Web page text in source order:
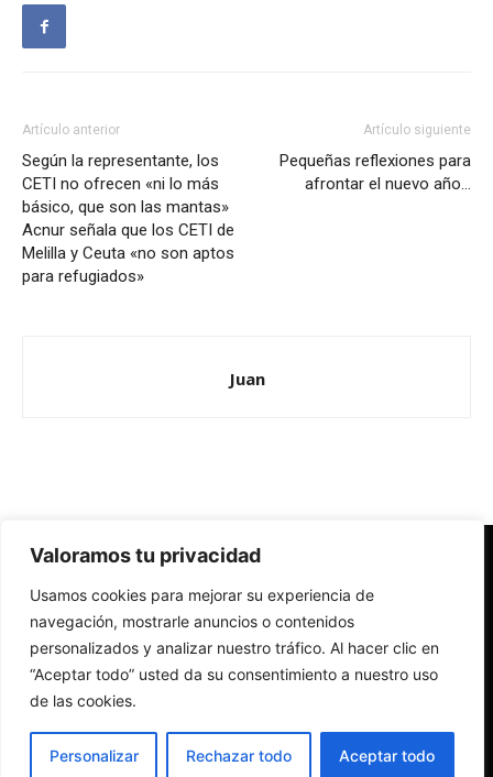
Valoramos tu privacidad
Usamos cookies para mejorar su experiencia de
navegación, mostrarle anuncios o contenidos
personalizados y analizar nuestro tráfico. Al hacer clic en
“Aceptar todo” usted da su consentimiento a nuestro uso
de las cookies.
Personalizar Rechazar todo Aceptar todo
Artículo anterior
Según la representante, los
CETI no ofrecen «ni lo más
básico, que son las mantas»
Acnur señala que los CETI de
Melilla y Ceuta «no son aptos
para refugiados»
Artículo siguiente
Pequeñas reflexiones para
afrontar el nuevo año…
Juan
Redes Cristianas
Una mirada alternativa sobre la Iglesia católica y la sociedad
- Colectivos de Redes Cristianas